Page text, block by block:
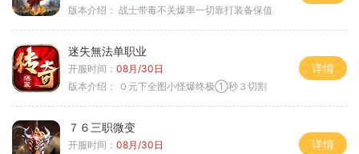
版本介绍： 战士带毒不关爆率一切靠打装备保值
迷失無法单职业
开服时间： 08月/30日
版本介绍：
０元下全图小怪爆终极①秒３切割
详情
７６三职微变
开服时间： 08月/30日
详情